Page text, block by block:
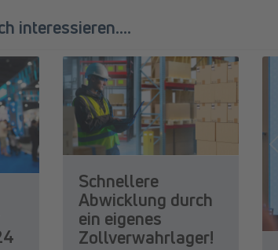
interessieren....
Schnellere
Abwicklung durch
ein eigenes
Zollverwahrlager!